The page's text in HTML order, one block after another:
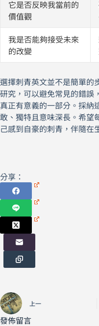
它是否反映我當前的
價值觀
我是否能夠接受未來
的改變
選擇刺青英文並不是簡單的
研究，可以避免常見的錯誤
真正有意義的一部分。採納
敢、獨特且意味深長。希望
己感到自豪的刺青，伴隨在
分享：
上一
發佈留言